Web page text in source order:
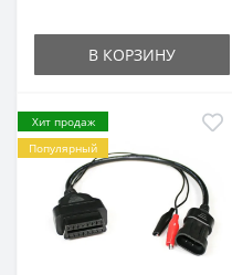
В КОРЗИНУ
Хит продаж
Популярный